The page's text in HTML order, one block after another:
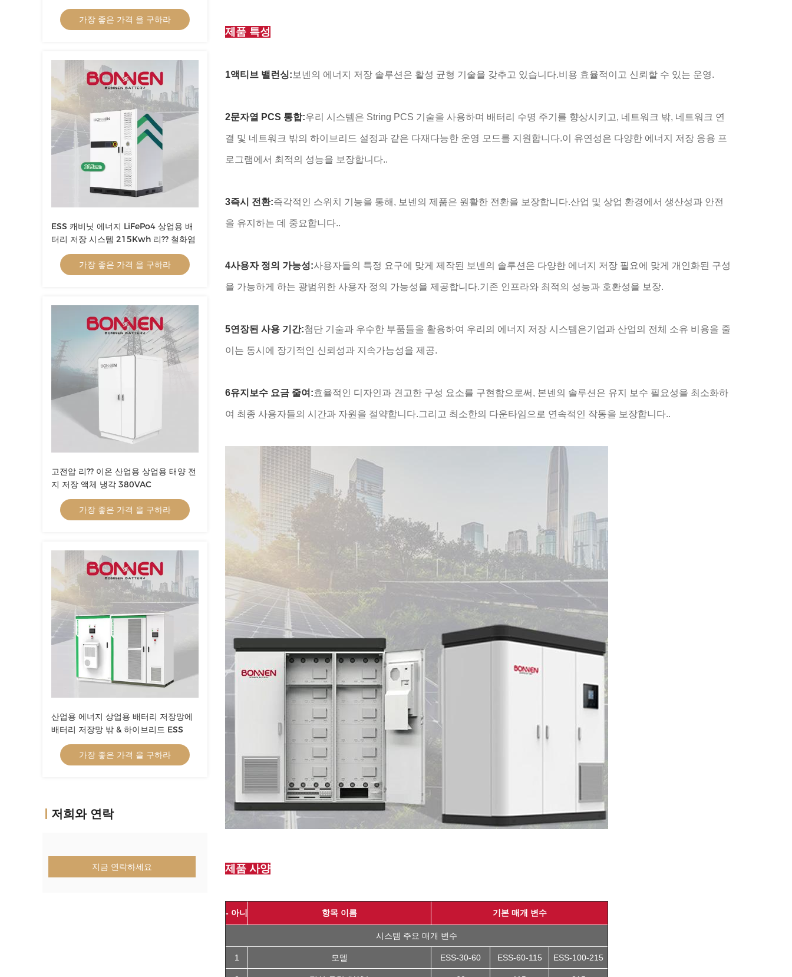
가장 좋은 가격 을 구하라
ESS 캐비닛 에너지 LiFePo4 상업용 배
터리 저장 시스템 215Kwh 리?? 철화염
가장 좋은 가격 을 구하라
고전압 리?? 이온 산업용 상업용 태양 전
지 저장 액체 냉각 380VAC
가장 좋은 가격 을 구하라
산업용 에너지 상업용 배터리 저장망에
배터리 저장망 밖 & 하이브리드 ESS
가장 좋은 가격 을 구하라
저희와 연락
지금 연락하세요
제품 특성
1액티브 밸런싱: 보넨의 에너지 저장 솔루션은 활성 균형 기술을 갖추고 있습니다.비용 효율적이고 신뢰할 수 있는 운영.
2문자열 PCS 통합:우리 시스템은 String PCS 기술을 사용하며 배터리 수명 주기를 향상시키고, 네트워크 밖, 네트워크 연
결 및 네트워크 밖의 하이브리드 설정과 같은 다재다능한 운영 모드를 지원합니다.이 유연성은 다양한 에너지 저장 응용 프
로그램에서 최적의 성능을 보장합니다..
3즉시 전환:즉각적인 스위치 기능을 통해, 보넨의 제품은 원활한 전환을 보장합니다.산업 및 상업 환경에서 생산성과 안전
을 유지하는 데 중요합니다..
4사용자 정의 가능성:사용자들의 특정 요구에 맞게 제작된 보넨의 솔루션은 다양한 에너지 저장 필요에 맞게 개인화된 구성
을 가능하게 하는 광범위한 사용자 정의 가능성을 제공합니다.기존 인프라와 최적의 성능과 호환성을 보장.
5연장된 사용 기간:첨단 기술과 우수한 부품들을 활용하여 우리의 에너지 저장 시스템은기업과 산업의 전체 소유 비용을 줄
이는 동시에 장기적인 신뢰성과 지속가능성을 제공.
6유지보수 요금 줄여:효율적인 디자인과 견고한 구성 요소를 구현함으로써, 본넨의 솔루션은 유지 보수 필요성을 최소화하
여 최종 사용자들의 시간과 자원을 절약합니다.그리고 최소한의 다운타임으로 연속적인 작동을 보장합니다..
제품 사양
- 아니 항목 이름 기본 매개 변수
시스템 주요 매개 변수
1 모델 ESS-30-60 ESS-60-115 ESS-100-215